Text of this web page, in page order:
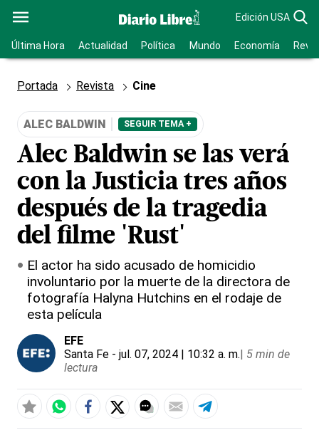
Edición USA
Última Hora Actualidad Política Mundo Economía
Portada Revista Cine
ALEC BALDWIN SEGUIR TEMA +
Alec Baldwin se las verá
con la Justicia tres años
después de la tragedia
del filme 'Rust'
El actor ha sido acusado de homicidio
involuntario por la muerte de la directora de
fotografía Halyna Hutchins en el rodaje de
esta película
EFE
Santa Fe - jul. 07, 2024 | 10:32 a. m.| 5 min de
lectura